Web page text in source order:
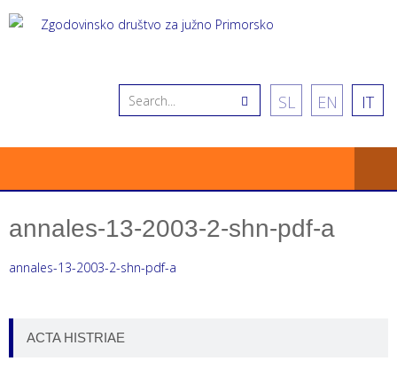
SL EN IT
annales-13-2003-2-shn-pdf-a
annales-13-2003-2-shn-pdf-a
ACTA HISTRIAE